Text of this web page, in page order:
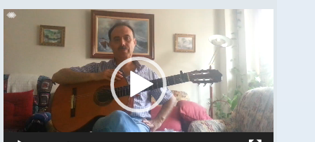
Reproductor